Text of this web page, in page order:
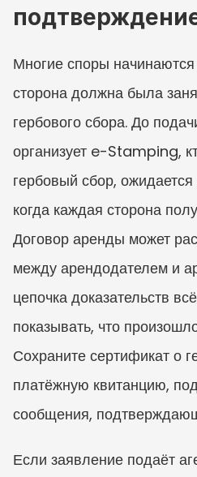
Многие споры
сторона должна была
гербового сбора. До
организует e-Stamping,
гербовый сбор,
когда каждая сторона
Договор аренды может
между арендодателем и
цепочка доказательств
показывать, что
Сохраните сертификат о
платёжную квитанцию,
сообщения,
Если заявление подаёт